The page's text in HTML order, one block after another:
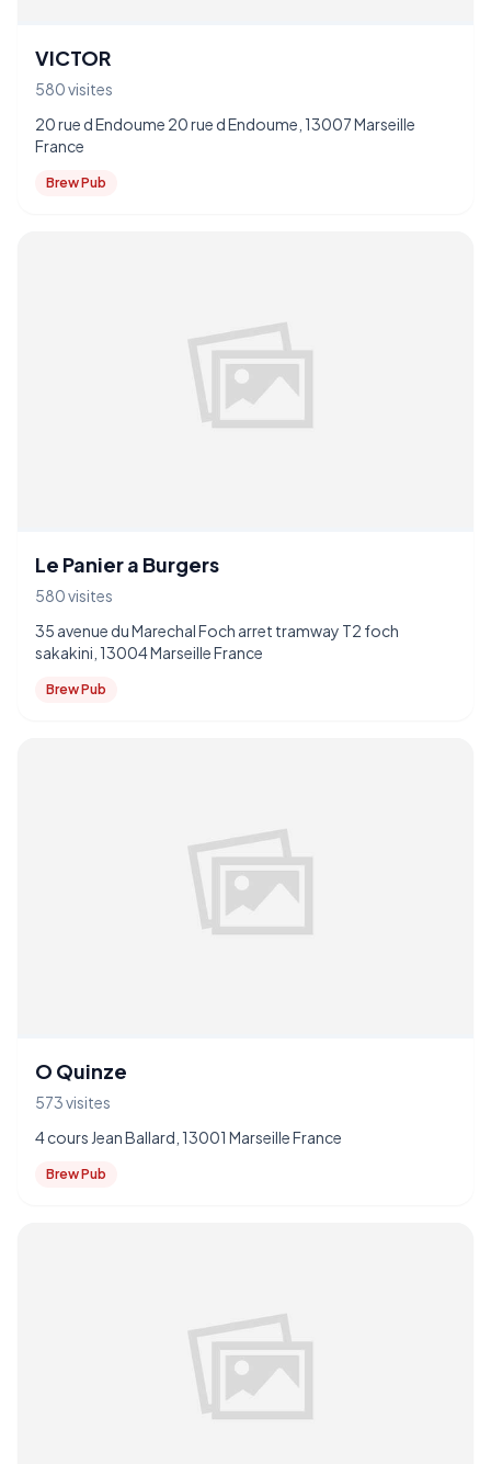
VICTOR
580 visites
20 rue d Endoume 20 rue d Endoume, 13007 Marseille
France
Brew Pub
Le Panier a Burgers
580 visites
35 avenue du Marechal Foch arret tramway T2 foch
sakakini, 13004 Marseille France
Brew Pub
O Quinze
573 visites
4 cours Jean Ballard, 13001 Marseille France
Brew Pub